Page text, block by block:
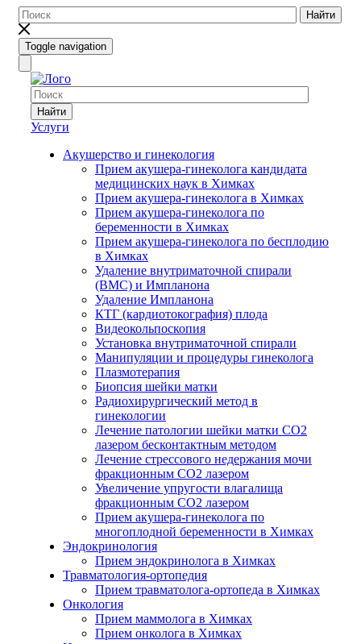
Найти
Toggle navigation
Найти
Услуги
Акушерство и гинекология
Прием акушера-гинеколога кандидата
медицинских наук в Химках
Прием акушера-гинеколога в Химках
Прием акушера-гинеколога по
беременности в Химках
Прием акушера-гинеколога по бесплодию
в Химках
Удаление внутриматочной спирали
(ВМС) и Импланона
Удаление Импланона
КТГ (кардиотокография) плода
Видеокольпоскопия
Установка внутриматочной спирали
Манипуляции и процедуры гинеколога
Плазмотерапия
Биопсия шейки матки
Радиохирургический метод в
гинекологии
Лечение патологии шейки матки CO2
лазером бесконтактным методом
Лечение стрессового недержания мочи
фракционным CO2 лазером
Увеличение упругости влагалища
фракционным CO2 лазером
Прием акушера-гинеколога по
многоплодной беременности в Химках
Эндокринология
Прием эндокринолога в Химках
Травматология-ортопедия
Прием травматолога-ортопеда в Химках
Онкология
Прием маммолога в Химках
Прием онколога в Химках